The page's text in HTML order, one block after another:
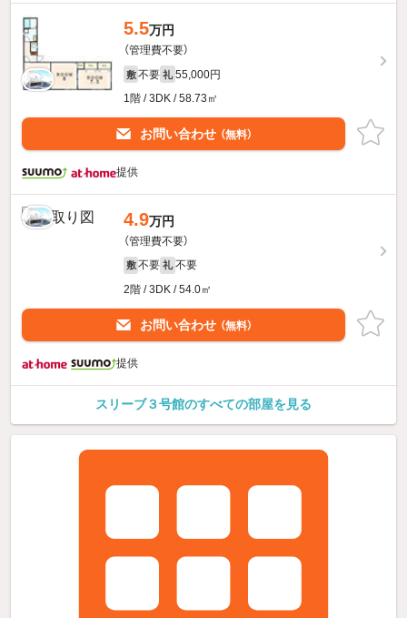
5.5万円
（管理費不要）
敷 不要 礼 55,000円
1階 / 3DK / 58.73㎡
お問い合わせ （無料）
提供
4.9万円
（管理費不要）
敷 不要 礼 不要
2階 / 3DK / 54.0㎡
お問い合わせ （無料）
提供
スリーブ３号館のすべての部屋を見る